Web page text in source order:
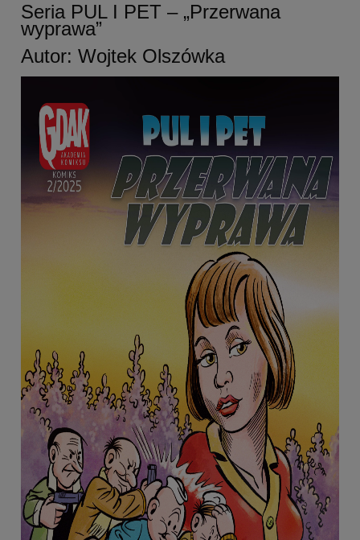
Seria PUL I PET – „Przerwana
wyprawa”
Autor: Wojtek Olszówka